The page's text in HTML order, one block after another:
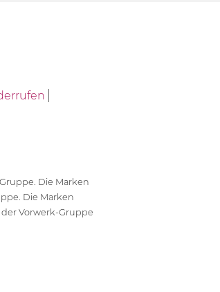
Die Marken
Die Marken
Vorwerk-Gruppe